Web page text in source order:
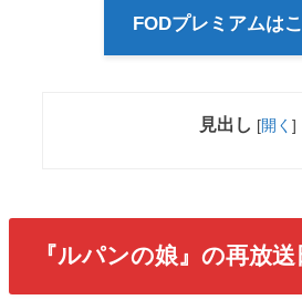
FODプレミアムは
見出し [開く ]
『ルパンの娘』の再放